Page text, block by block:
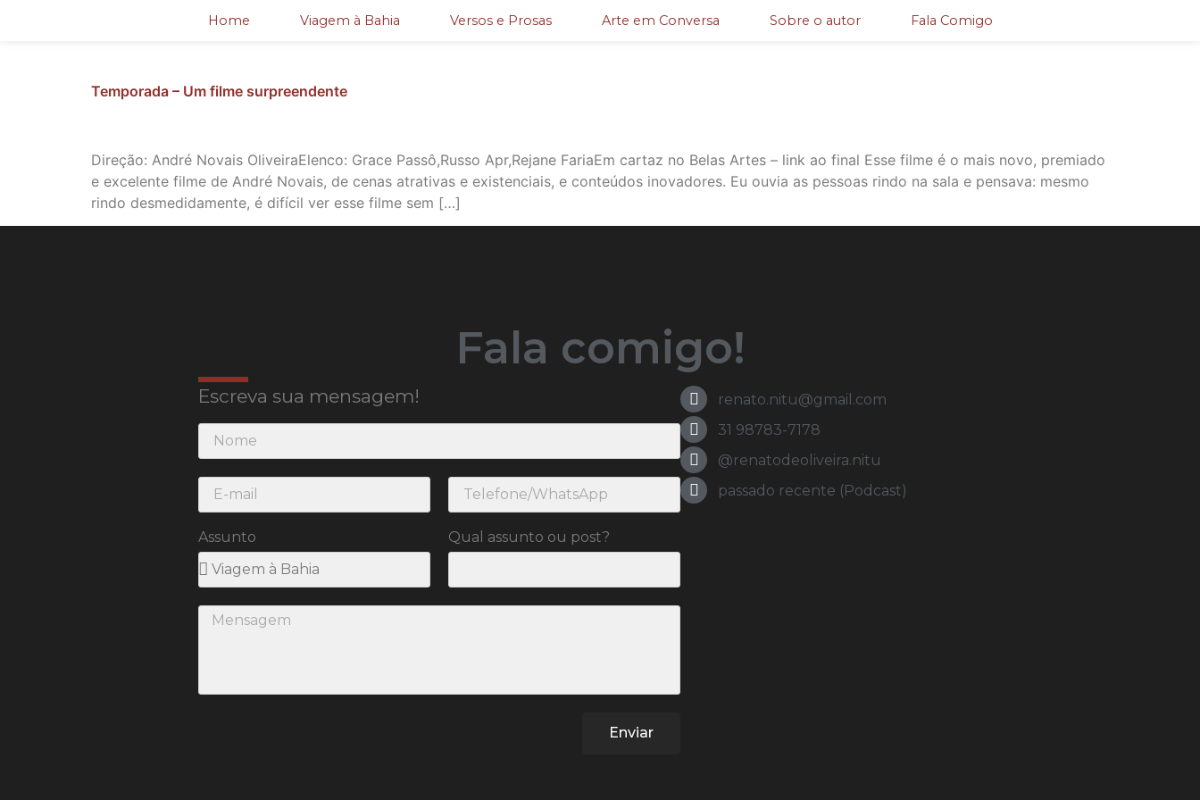
Home Viagem à Bahia Versos e Prosas Arte em Conversa Sobre o autor Fala Comigo
Temporada – Um filme surpreendente
Direção: André Novais OliveiraElenco: Grace Passô,Russo Apr,Rejane FariaEm cartaz no Belas Artes – link ao final Esse filme é o mais novo, premiado
e excelente filme de André Novais, de cenas atrativas e existenciais, e conteúdos inovadores. Eu ouvia as pessoas rindo na sala e pensava: mesmo
rindo desmedidamente, é difícil ver esse filme sem […]
Fala comigo!
Escreva sua mensagem!
Assunto Qual assunto ou post?
Enviar
renato.nitu@gmail.com
31 98783-7178
@renatodeoliveira.nitu
passado recente (Podcast)